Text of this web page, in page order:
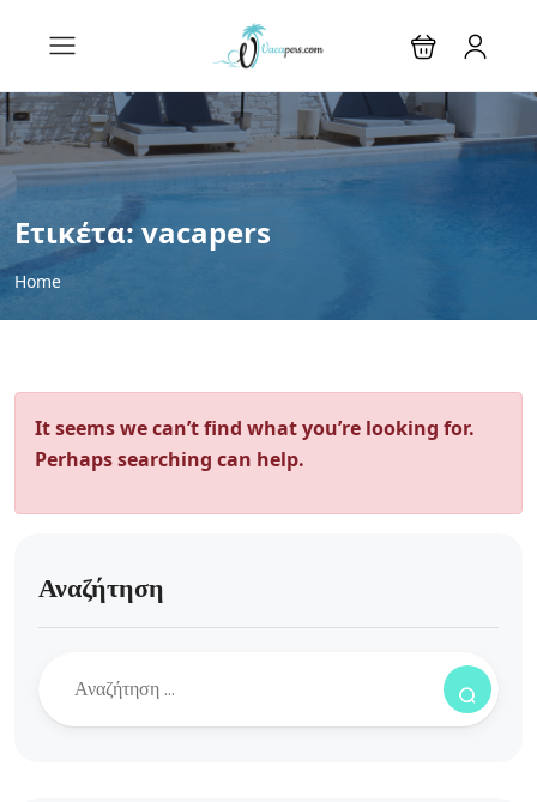
Ετικέτα:vacapers
Home
It seems we can’t find what you’re looking for.
Perhaps searching can help.
Αναζήτηση